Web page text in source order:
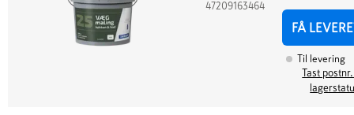
47209163464
FÅ
Til levering
Tast